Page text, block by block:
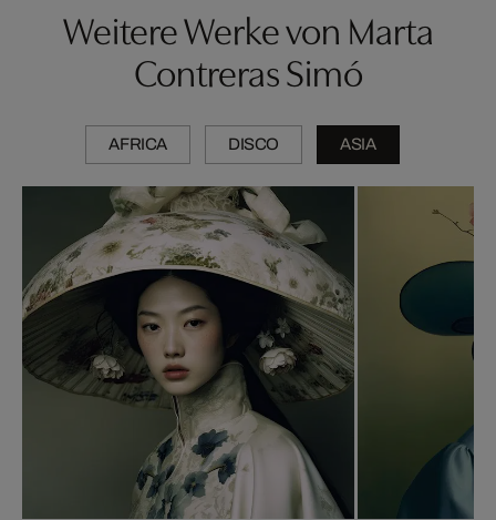
Weitere Werke von Marta
Contreras Simó
AFRICA DISCO ASIA